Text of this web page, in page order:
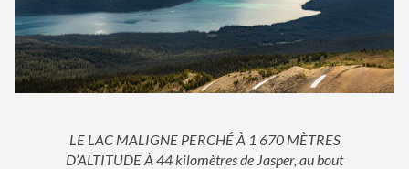
LE LAC MALIGNE PERCHÉ À 1 670 MÈTRES
D’ALTITUDE À 44 kilomètres de Jasper, au bout